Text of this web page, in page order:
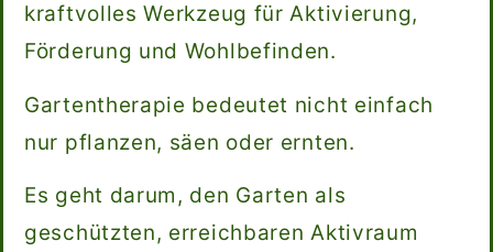
kraftvolles Werkzeug für Aktivierung,
Förderung und Wohlbefinden.
Gartentherapie bedeutet nicht einfach
nur pflanzen, säen oder ernten.
Es geht darum, den Garten als
geschützten, erreichbaren Aktivraum